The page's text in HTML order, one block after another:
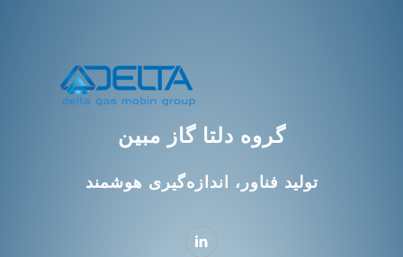
گروه دلتا گاز مبین
تولید فناور، اندازه‌گیری هوشمند